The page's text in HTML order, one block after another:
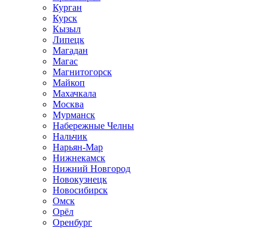
Курган
Курск
Кызыл
Липецк
Магадан
Магас
Магнитогорск
Майкоп
Махачкала
Москва
Мурманск
Набережные Челны
Нальчик
Нарьян-Мар
Нижнекамск
Нижний Новгород
Новокузнецк
Новосибирск
Омск
Орёл
Оренбург